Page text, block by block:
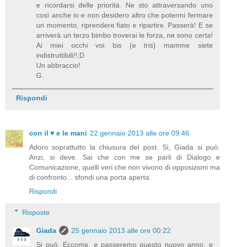
e ricordarsi delle priorità. Ne sto attraversando uno
così anche io e non desidero altro che potermi fermare
un momento, riprendere fiato e ripartire. Passerà! E se
arriverà un terzo bimbo troverai le forza, ne sono certa!
Ai miei occhi voi bis (e tris) mamme siete
indistruttibili!!;D
Un abbraccio!
G.
Rispondi
con il ♥ e le mani 22 gennaio 2013 alle ore 09:46
Adoro soprattutto la chiusura del post. Sì, Giada si può.
Anzi, si deve. Sai che con me se parli di Dialogo e
Comunicazione, quelli veri che non vivono di opposizioni ma
di confronto... sfondi una porta aperta.
Rispondi
Risposte
Giada
25 gennaio 2013 alle ore 00:22
Si può. Eccome, e passeremo questo nuovo anno, e